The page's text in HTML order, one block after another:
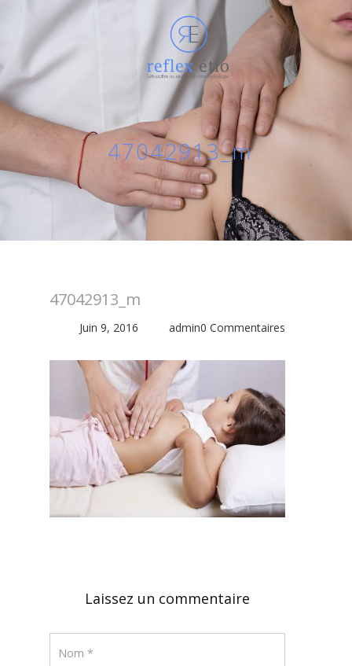
47042913_m
47042913_m
Juin 9, 2016 0 Commentaires
admin
Laissez un commentaire